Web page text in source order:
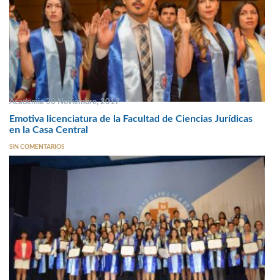
Academia 30 Noviembre, 2017
Emotiva licenciatura de la Facultad de Ciencias Jurídicas
en la Casa Central
SIN COMENTARIOS